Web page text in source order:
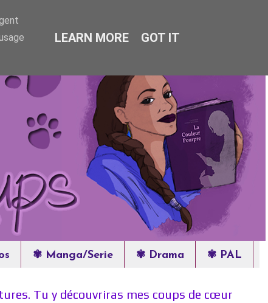
✾ Manga/Serie ✾ Drama ✾ PAL
Tu y découvriras mes coups de cœur
LEARN MORE GOT IT